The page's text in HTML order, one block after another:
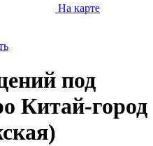
На карте
под
Китай-город